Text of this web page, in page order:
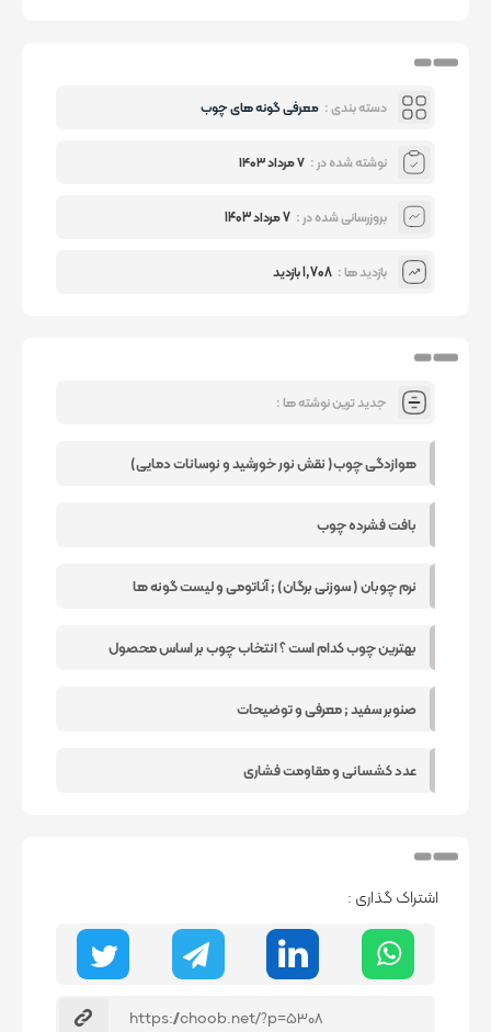
دسته بندی : معرفی گونه های چوب
نوشته شده در : ۷ مرداد ۱۴۰۳
بروزرسانی شده در : 7 مرداد 1403
بازدید ها : 1,708 بازدید
جدید ترین نوشته ها :
هوازدگی چوب( نقش نور خورشید و نوسانات دمایی)
بافت فشرده چوب
نرم چوبان ( سوزنی برگان) ; آناتومی و لیست گونه ها
بهترین چوب کدام است ؟ انتخاب چوب بر اساس محصول
صنوبر سفید ; معرفی و توضیحات
عدد کشسانی و مقاومت فشاری
اشتراک گذاری :